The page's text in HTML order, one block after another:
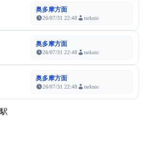
奥多摩方面
26/07/31 22:48 tsrknic
奥多摩方面
26/07/31 22:48 tsrknic
奥多摩方面
26/07/31 22:48 tsrknic